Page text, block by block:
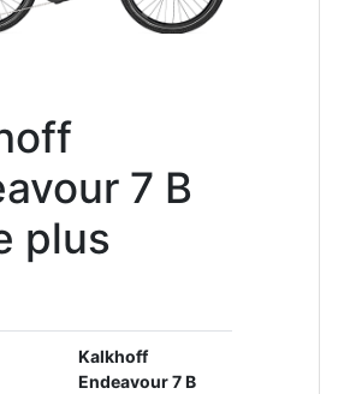
7 B
plus
Kalkhoff
Endeavour 7 B